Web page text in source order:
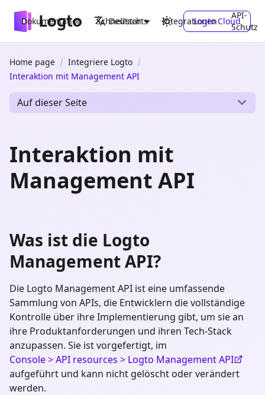
Dokumentation Schnellstarts Integrationen
API-
Schutz
Deutsch Logto Cloud
Home page
Integriere Logto
Interaktion mit Management API
Auf dieser Seite
Interaktion mit
Management API
Was ist die Logto
Management API?
Die Logto Management API ist eine umfassende
Sammlung von APIs, die Entwicklern die vollständige
Kontrolle über ihre Implementierung gibt, um sie an
ihre Produktanforderungen und ihren Tech-Stack
anzupassen. Sie ist vorgefertigt, im
Console > API resources > Logto Management API
aufgeführt und kann nicht gelöscht oder verändert
werden.